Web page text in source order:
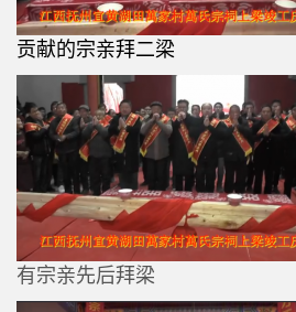
贡献的宗亲拜二梁
有宗亲先后拜梁